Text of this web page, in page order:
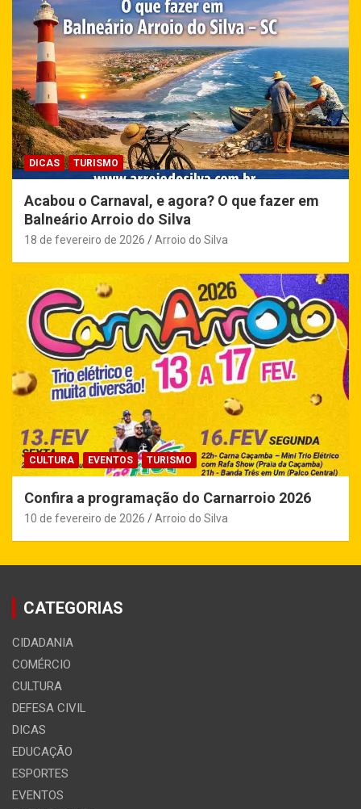
DICAS TURISMO
Acabou o Carnaval, e agora? O que fazer em
Balneário Arroio do Silva
18 de fevereiro de 2026 Arroio do Silva
CULTURA EVENTOS TURISMO
Confira a programação do Carnarroio 2026
10 de fevereiro de 2026 Arroio do Silva
CATEGORIAS
CIDADANIA
COMÉRCIO
CULTURA
DEFESA CIVIL
DICAS
EDUCAÇÃO
ESPORTES
EVENTOS